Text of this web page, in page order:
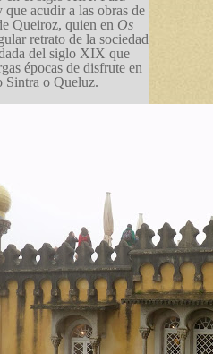
acudir a las obras de
Queiroz, quien en Os
retrato de la sociedad
del siglo XIX que
épocas de disfrute en
Sintra o Queluz.